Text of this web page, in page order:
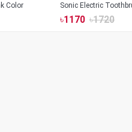
Color
Sonic Electric
৳1170 ৳1720